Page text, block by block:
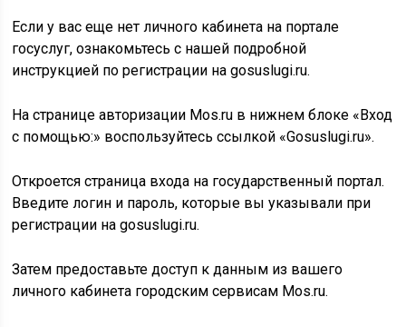
Если у вас еще нет личного кабинета на портале
госуслуг, ознакомьтесь с нашей подробной
инструкцией по регистрации на gosuslugi.ru.
На странице авторизации Mos.ru в нижнем блоке «Вход
с помощью:» воспользуйтесь ссылкой «Gosuslugi.ru».
Откроется страница входа на государственный портал.
Введите логин и пароль, которые вы указывали при
регистрации на gosuslugi.ru.
Затем предоставьте доступ к данным из вашего
личного кабинета городским сервисам Mos.ru.